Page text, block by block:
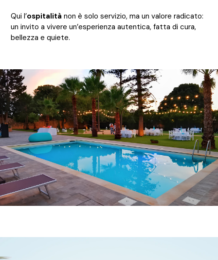
Qui l’ospitalità non è solo servizio, ma un valore radicato:
un invito a vivere un’esperienza autentica, fatta di cura,
bellezza e quiete.